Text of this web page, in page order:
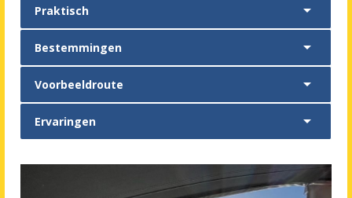
Praktisch 
Bestemmingen 
Voorbeeldroute 
Ervaringen 